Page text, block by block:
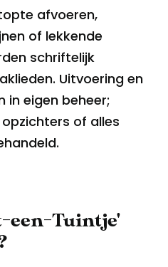
afvoeren,
of lekkende
schriftelijk
Uitvoering en
in eigen beheer;
of alles
een-Tuintje'